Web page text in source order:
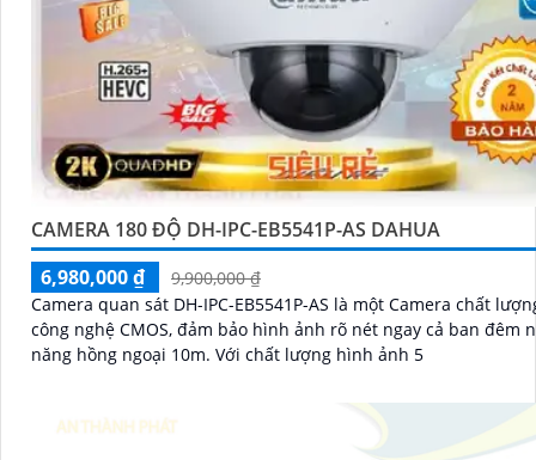
CAMERA 180 ĐỘ DH-IPC-EB5541P-AS DAHUA
6,980,000 ₫
9,900,000 ₫
Camera quan sát DH-IPC-EB5541P-AS là một Camera chất
công nghệ CMOS, đảm bảo hình ảnh rõ nét ngay cả ban đêm
năng hồng ngoại 10m. Với chất lượng hình ảnh 5